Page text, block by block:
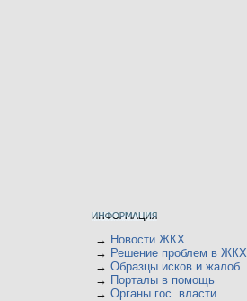
→ Новости ЖКХ
→ Решение проблем в ЖКХ
→ Образцы исков и жалоб
→ Порталы в помощь
→ Органы гос. власти